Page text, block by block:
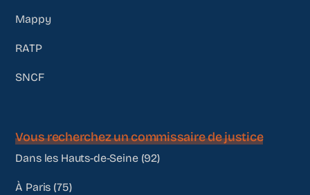
Mappy
RATP
SNCF
Vous recherchez un commissaire de justice
Dans les Hauts-de-Seine (92)
À Paris (75)